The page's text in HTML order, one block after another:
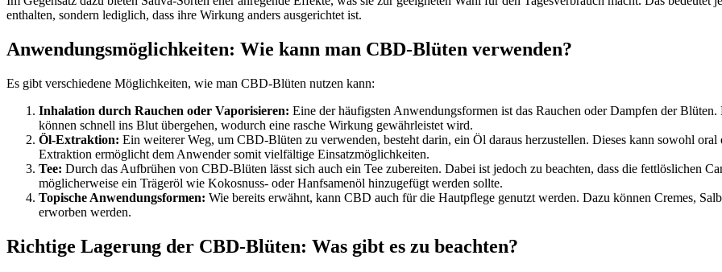
enthalten, sondern lediglich, dass ihre Wirkung anders ausgerichtet ist.
Anwendungsmöglichkeiten: Wie kann man CBD-Blüten verwenden?
Es gibt verschiedene Möglichkeiten, wie man CBD-Blüten nutzen kann:
Inhalation durch Rauchen oder Vaporisieren: Eine der häufigsten Anwendungsformen ist das Rauchen oder Dampfen der
können schnell ins Blut übergehen, wodurch eine rasche Wirkung gewährleistet wird.
Öl-Extraktion: Ein weiterer Weg, um CBD-Blüten zu verwenden, besteht darin, ein Öl daraus herzustellen. Dieses kann sowohl
Extraktion ermöglicht dem Anwender somit vielfältige Einsatzmöglichkeiten.
Tee: Durch das Aufbrühen von CBD-Blüten lässt sich auch ein Tee zubereiten. Dabei ist jedoch zu beachten, dass die fettlöslichen
möglicherweise ein Trägeröl wie Kokosnuss- oder Hanfsamenöl hinzugefügt werden sollte.
Topische Anwendungsformen: Wie bereits erwähnt, kann CBD auch für die Hautpflege genutzt werden. Dazu können Cremes,
erworben werden.
Richtige Lagerung der CBD-Blüten: Was gibt es zu beachten?